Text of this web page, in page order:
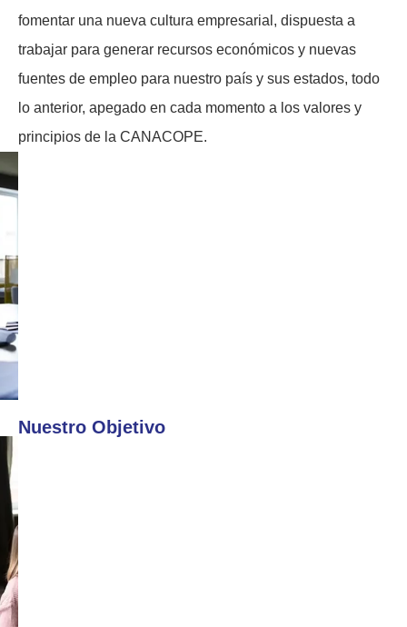
fomentar una nueva cultura empresarial, dispuesta a
trabajar para generar recursos económicos y nuevas
fuentes de empleo para nuestro país y sus estados, todo
lo anterior, apegado en cada momento a los valores y
principios de la CANACOPE.
Nuestro Objetivo